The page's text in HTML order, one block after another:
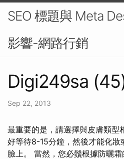
SEO 標題與 Meta
影響-網路行銷
Digi249sa
Sep 22, 2013
最重要的是，請選擇與皮膚類型
好等待8-15分鐘，然後才能化妝
臉上。 當然，您必鬚根據防曬